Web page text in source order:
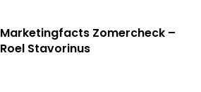
Marketingfacts Zomercheck –
Roel Stavorinus